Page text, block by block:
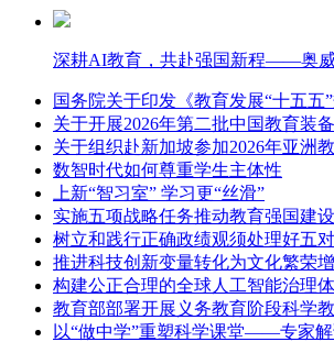
深耕AI教育，共赴强国新程——奥威
国务院关于印发《教育发展“十五五
关于开展2026年第二批中国教育装
关于组织赴新加坡参加2026年亚洲
数智时代如何尊重学生主体性
上新“智习室” 学习更“丝滑”
实施五项战略任务推动教育强国建
树立和践行正确政绩观须处理好五
推进科技创新变量转化为文化繁荣
构建公正合理的全球人工智能治理
教育部部署开展义务教育阶段科学
以“做中学”重塑科学课堂——专家解